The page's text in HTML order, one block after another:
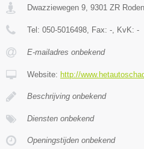
Dwazziewegen 9 9301 ZR Roden
Tel: 050-5016498 , Fax: - , KvK: -
E-mailadres onbekend
Website: http://
Beschrijving onbekend
Diensten onbekend
Openingstijden onbekend